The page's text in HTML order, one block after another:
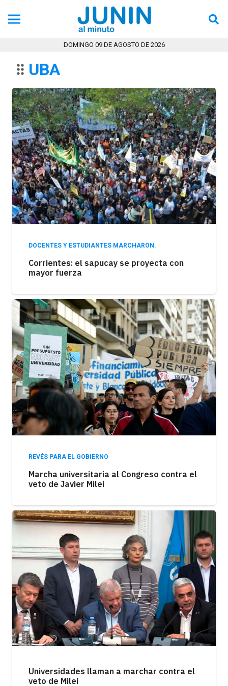
DOMINGO 09 DE AGOSTO DE 2026
drag_indicator UBA
DOCENTES Y ESTUDIANTES MARCHARON.
Corrientes: el sapucay se proyecta con
mayor fuerza
REVÉS PARA EL GOBIERNO
Marcha universitaria al Congreso contra el
veto de Javier Milei
Universidades llaman a marchar contra el
veto de Milei